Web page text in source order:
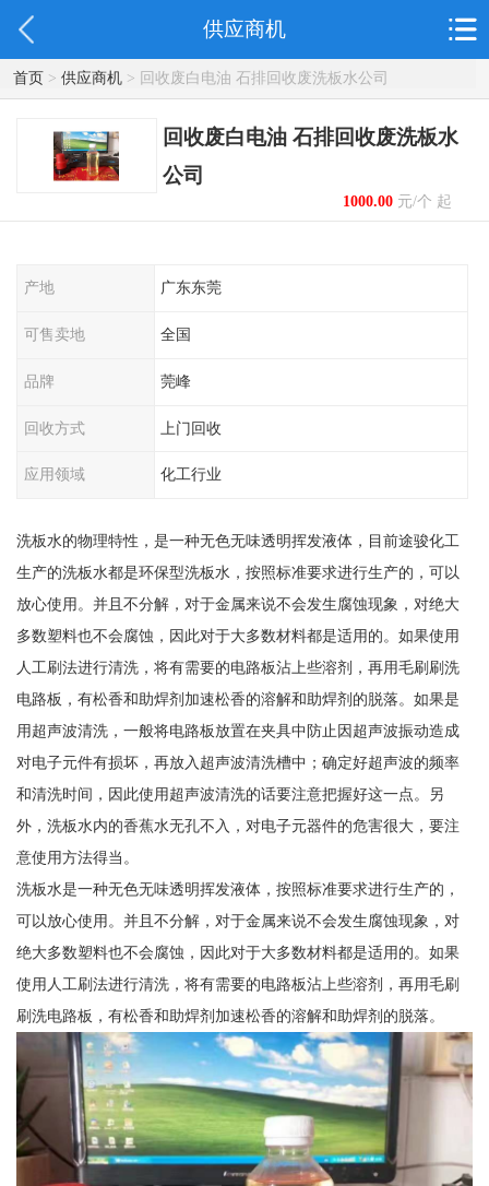
供应商机
首页> 供应商机> 回收废白电油 石排回收废洗板水公司
回收废白电油 石排回收废洗板水
公司
1000.00元/个 起
产地 广东东莞
可售卖地 全国
品牌 莞峰
回收方式 上门回收
应用领域 化工行业
洗板水的物理特性，是一种无色无味透明挥发液体，目前途骏化工
生产的洗板水都是环保型洗板水，按照标准要求进行生产的，可以
放心使用。并且不分解，对于金属来说不会发生腐蚀现象，对绝大
多数塑料也不会腐蚀，因此对于大多数材料都是适用的。如果使用
人工刷法进行清洗，将有需要的电路板沾上些溶剂，再用毛刷刷洗
电路板，有松香和助焊剂加速松香的溶解和助焊剂的脱落。如果是
用超声波清洗，一般将电路板放置在夹具中防止因超声波振动造成
对电子元件有损坏，再放入超声波清洗槽中；确定好超声波的频率
和清洗时间，因此使用超声波清洗的话要注意把握好这一点。另
外，洗板水内的香蕉水无孔不入，对电子元器件的危害很大，要注
意使用方法得当。
洗板水是一种无色无味透明挥发液体，按照标准要求进行生产的，
可以放心使用。并且不分解，对于金属来说不会发生腐蚀现象，对
绝大多数塑料也不会腐蚀，因此对于大多数材料都是适用的。如果
使用人工刷法进行清洗，将有需要的电路板沾上些溶剂，再用毛刷
刷洗电路板，有松香和助焊剂加速松香的溶解和助焊剂的脱落。